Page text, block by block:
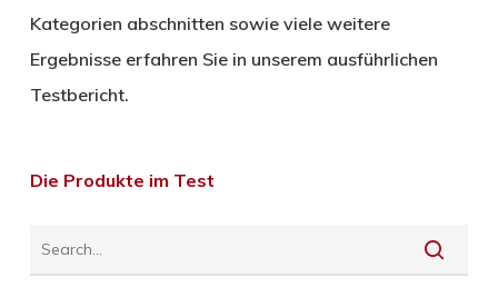
Kategorien abschnitten sowie viele weitere
Ergebnisse erfahren Sie in unserem ausführlichen
Testbericht.
Die Produkte im Test